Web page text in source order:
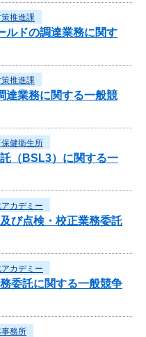
推進課
ドの調達業務に関す
推進課
業務に関する一般競
健衛生所
（BSL3）に関する一
カデミー
び点検・校正業務委託
カデミー
委託に関する一般競争
務所